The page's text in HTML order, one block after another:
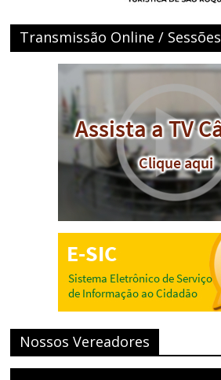
Transmissão Online / Sessões
Nossos Vereadores